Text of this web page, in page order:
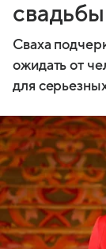
свадьбы
Сваха
ожидать от
для